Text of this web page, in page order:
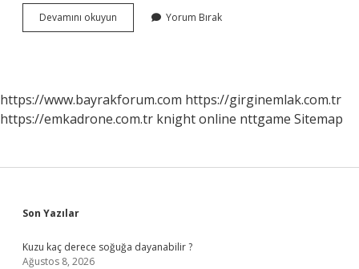
Devamını okuyun
Ocağı
Yorum Bırak
https://www.bayrakforum.com https://girginemlak.com.tr
https://emkadrone.com.tr knight online nttgame Sitemap
Sidebar
Son Yazılar
Kuzu kaç derece soğuğa dayanabilir ?
Ağustos 8, 2026